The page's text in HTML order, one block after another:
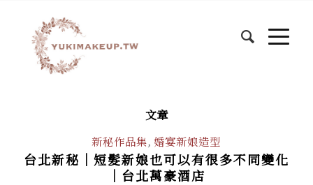
文章
新秘作品集,婚宴新娘造型
台北新秘｜短髮新娘也可以有很多不同變化
｜台北萬豪酒店